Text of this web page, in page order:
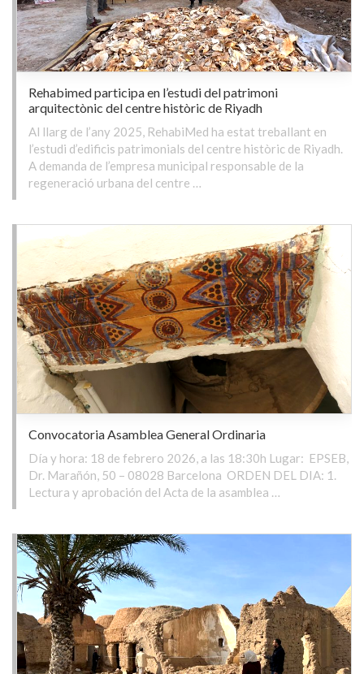
Rehabimed participa en l’estudi del patrimoni
arquitectònic del centre històric de Riyadh
Al llarg de l’any 2025, RehabiMed ha estat treballant en
l’estudi d’edificis patrimonials del centre històric de Riyadh.
A demanda de l’empresa municipal responsable de la
regeneració urbana del centre …
Convocatoria Asamblea General Ordinaria
Día y hora: 18 de febrero 2026, a las 18:30h Lugar: EPSEB,
Dr. Marañón, 50 – 08028 Barcelona ORDEN DEL DIA: 1.
Lectura y aprobación del Acta de la asamblea …